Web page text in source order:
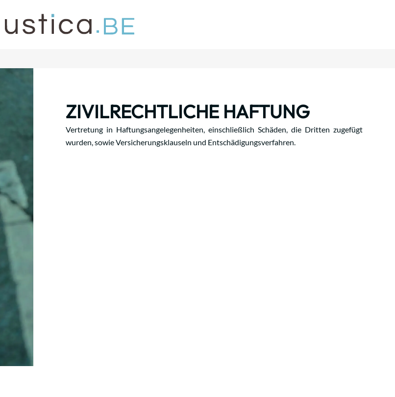
ZIVILRECHTLICHE HAFTUNG
Vertretung in Haftungsangelegenheiten, einschließlich Schäden, die Dritten zugefügt
wurden, sowie Versicherungsklauseln und Entschädigungsverfahren.